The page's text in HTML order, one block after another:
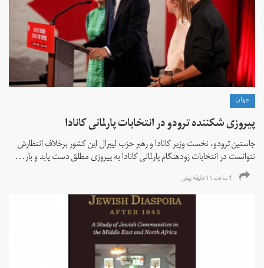
جهان
پیروزی شکننده ترودو در انتخابات پارلمانی کانادا
جاستین ترودو، نخست وزیر کانادا و رهبر حزب لیبرال این کشور برخلاف انتظارش
نتوانست در انتخابات زود‌هنگام پارلمانی کانادا به پیروزی مطلق دست یابد و بار...
۴ ساعت ۱۱ دقیقه پیش